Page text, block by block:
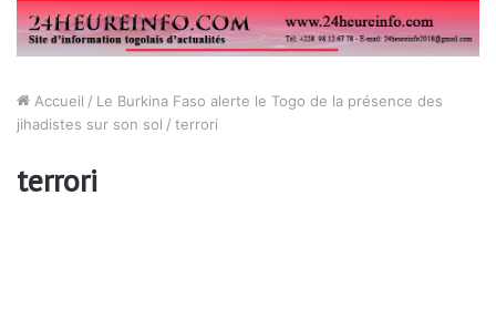
Accueil / Le Burkina Faso alerte le Togo de la présence des
jihadistes sur son sol / terrori
terrori